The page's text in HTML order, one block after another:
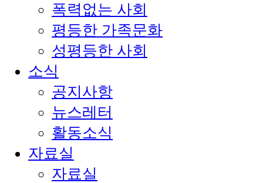
폭력없는 사회
평등한 가족문화
성평등한 사회
소식
공지사항
뉴스레터
활동소식
자료실
자료실